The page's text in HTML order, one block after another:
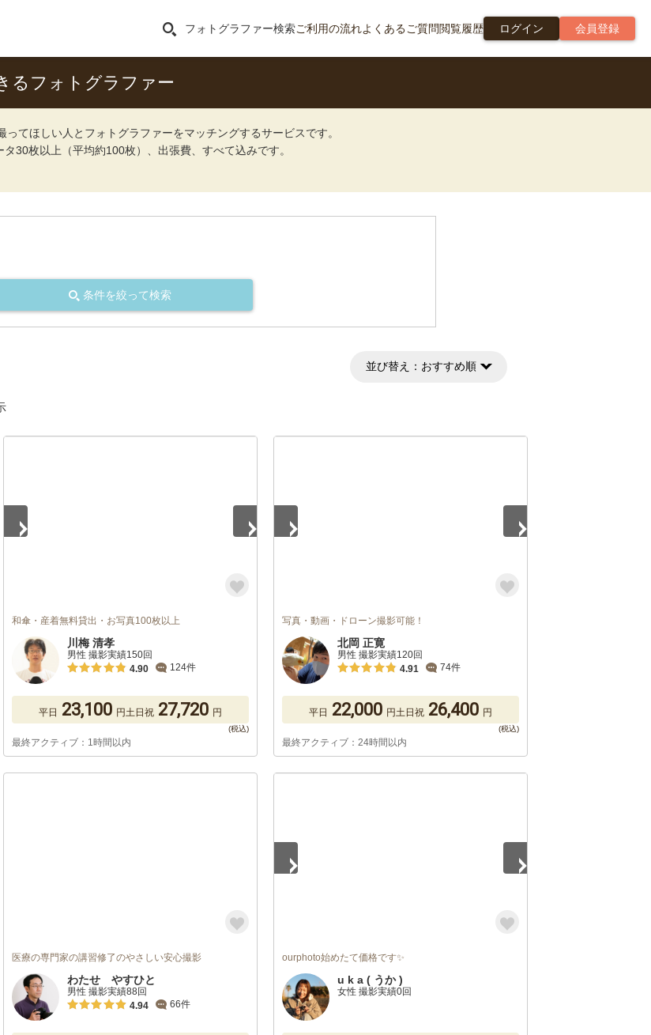
フォトグラファー検索ご利用の流れよくあるご質問閲覧履歴 ログイン 会員登録
るフォトグラファー
てほしい人とフォトグラファーをマッチングするサービスです。
30枚以上（平均約100枚）、出張費、すべて込みです。
条件を絞って検索
並び替え： おすすめ順
和傘・産着無料貸出・お写真100枚以上
川梅 清孝
男性 撮影実績150回
4.90
124件
平日 23,100 円土日祝 27,720 円
最終アクティブ：1時間以内
写真・動画・ドローン撮影可能！
北岡 正寛
男性 撮影実績120回
4.91
74件
平日 22,000 円土日祝 26,400 円
最終アクティブ：24時間以内
医療の専門家の講習修了のやさしい安心撮影
わたせ やすひと
男性 撮影実績88回
4.94
66件
ourphoto始めたて価格です✨
u k a ( うか )
女性 撮影実績0回